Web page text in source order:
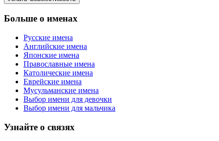
Больше о именах
Русские имена
Английские имена
Японские имена
Православные имена
Католические имена
Еврейские имена
Мусульманские имена
Выбор имени для девочки
Выбор имени для мальчика
Узнайте о связях